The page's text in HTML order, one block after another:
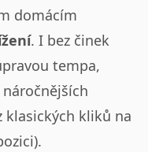
domácím
. I bez činek
tempa,
klasických kliků na